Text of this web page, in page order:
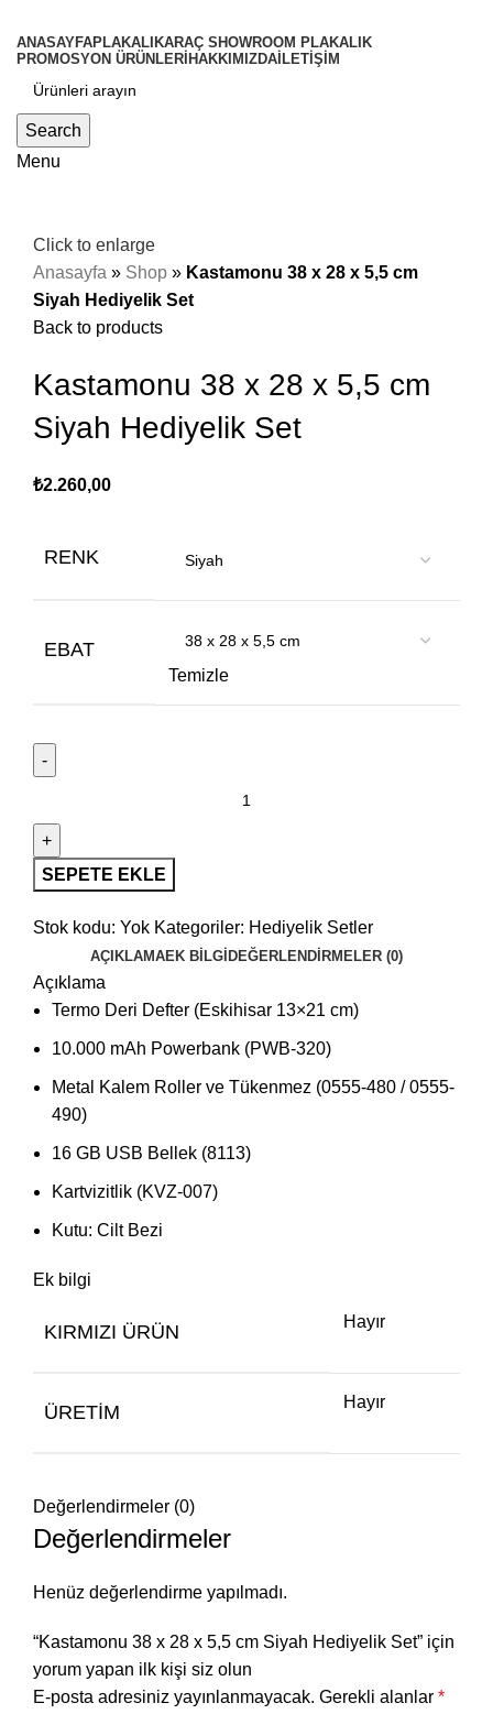
ANASAYFAPLAKALIKARAÇ SHOWROOM PLAKALIK
PROMOSYON ÜRÜNLERİ HAKKIMIZDA İLETİŞİM
Search
Menu
Click to enlarge
Anasayfa » Shop » Kastamonu 38 x 28 x 5,5 cm
Siyah Hediyelik Set
Back to products
Kastamonu 38 x 28 x 5,5 cm
Siyah Hediyelik Set
₺2.260,00
RENK
EBAT
Temizle
SEPETE EKLE
Stok kodu: Yok Kategoriler: Hediyelik Setler
AÇIKLAMAEK BILGI DEĞERLENDIRMELER (0)
Açıklama
Termo Deri Defter (Eskihisar 13×21 cm)
10.000 mAh Powerbank (PWB-320)
Metal Kalem Roller ve Tükenmez (0555-480 / 0555-
490)
16 GB USB Bellek (8113)
Kartvizitlik (KVZ-007)
Kutu: Cilt Bezi
Ek bilgi
KIRMIZI ÜRÜN Hayır
ÜRETIM Hayır
Değerlendirmeler (0)
Değerlendirmeler
Henüz değerlendirme yapılmadı.
“Kastamonu 38 x 28 x 5,5 cm Siyah Hediyelik Set” için
yorum yapan ilk kişi siz olun
E-posta adresiniz yayınlanmayacak. Gerekli alanlar *